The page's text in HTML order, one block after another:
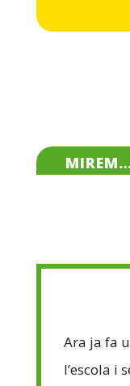
Ara ja fa
l’escola i